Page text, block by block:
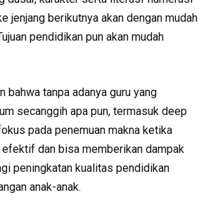
jenjang berikutnya akan dengan mudah
pendidikan pun akan mudah
bahwa tanpa adanya guru yang
secanggih apa pun, termasuk deep
pada penemuan makna ketika
efektif dan bisa memberikan dampak
peningkatan kualitas pendidikan
anak-anak.